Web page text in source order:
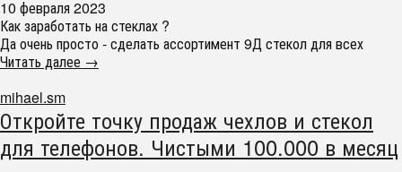
10 февраля 2023
Как заработать на стеклах ?
Да очень просто - сделать ассортимент 9Д стекол для всех
Читать далее →
mihael.sm
Откройте точку продаж чехлов и стекол
для телефонов. Чистыми 100.000 в месяц